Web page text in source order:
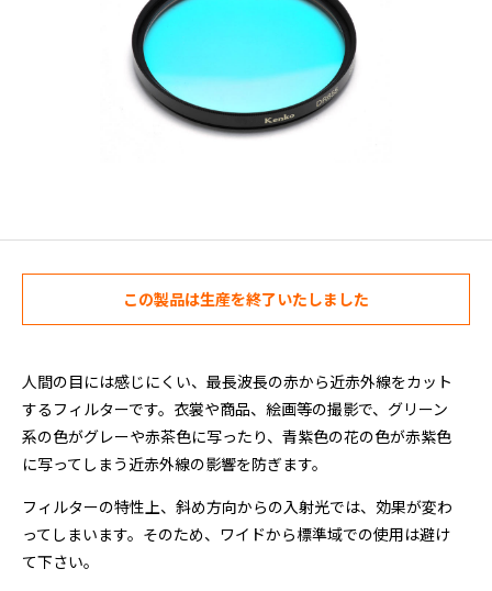
この製品は生産を終了いたしました
人間の目には感じにくい、最長波長の赤から近赤外線をカット
するフィルターです。衣裳や商品、絵画等の撮影で、グリーン
系の色がグレーや赤茶色に写ったり、青紫色の花の色が赤紫色
に写ってしまう近赤外線の影響を防ぎます。
フィルターの特性上、斜め方向からの入射光では、効果が変わ
ってしまいます。そのため、ワイドから標準域での使用は避け
て下さい。